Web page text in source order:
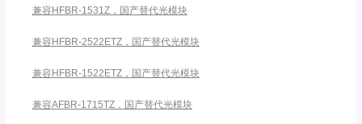
兼容HFBR-1531Z，国产替代光模块
兼容HFBR-2522ETZ，国产替代光模块
兼容HFBR-1522ETZ，国产替代光模块
兼容AFBR-1715TZ，国产替代光模块